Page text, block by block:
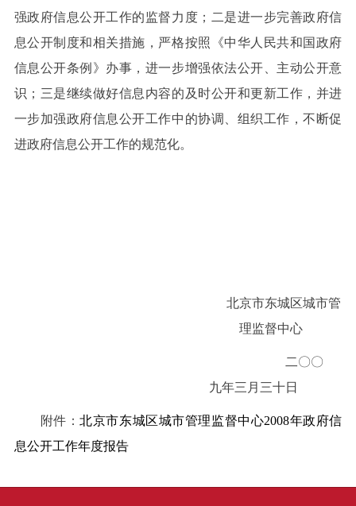
强政府信息公开工作的监督力度 ； 二是进一步完善政府信
息公开制度和相关措施，严格按照《中华人民共和国政府
信息公开条例》办事，进一步增强依法公开
主动公开意
识 ；三是继续做好信息 内容的及时公开和更新工作，并进
一步加强政府信息公开工作中的协调 组织工作，不断促
进政府信息公开工作的规范化。
北京市东城区城市管
理监督中心
二〇〇
九年三月三十日
附件：北京市东城区城市管理监督中心2008年政府信
息公开工作年度报告